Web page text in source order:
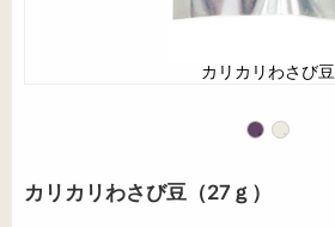
カリカリわさび豆
カリカリわさび豆（27ｇ）